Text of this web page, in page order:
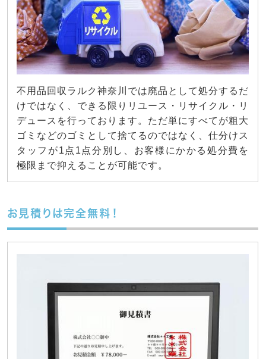
不用品回収ラルク神奈川では廃品として処分するだ
けではなく、できる限りリユース・リサイクル・リ
デュースを行っております。ただ単にすべてが粗大
ゴミなどのゴミとして捨てるのではなく、仕分けス
タッフが1点1点分別し、お客様にかかる処分費を
極限まで抑えることが可能です。
お見積りは完全無料！